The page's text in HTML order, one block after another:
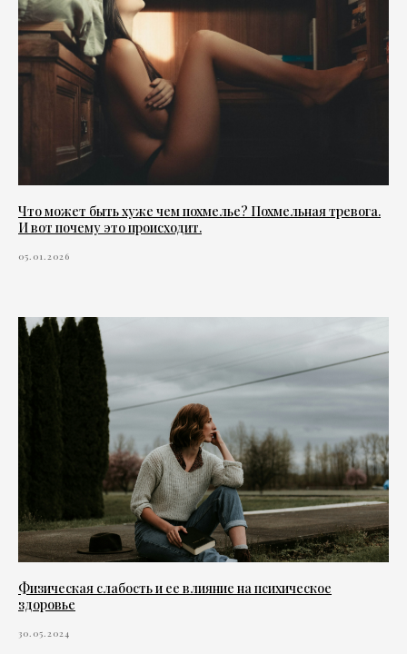
Что может быть хуже чем похмелье? Похмельная тревога.
И вот почему это происходит.
05.01.2026
Физическая слабость и ее влияние на психическое
здоровье
30.05.2024